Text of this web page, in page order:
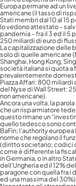
Europa permane ad un
americane (il tasso di
Stati membri dal 10 al 15
lo vedono attestato –
pandemia – fra il 3 ed il 5
250 miliardi di euro di
La capitalizzazione delle
solo di quelle americane
Shanghai, Hong Kong,
società italiana si quota
prevalentemente
Piazza Affari: 800 miliardi
del Nyse di Wall Street:
non americane).
Ancora una volta, la
che un risparmiatore
questo rimane un
quello tedesco sono
BaFin; l’authority
norme che regolano il
(diritto societario; codici
come è differente la
in Germania, o in altro
dell’Ungheria ed il 12%
paragone con quella fra i
ed una massima del